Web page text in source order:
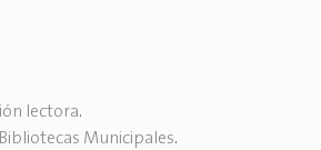
lectora.
Municipales.